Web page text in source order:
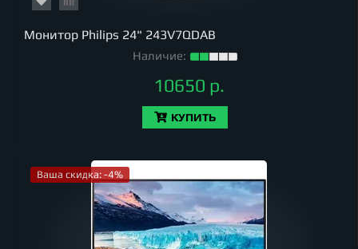
Монитор Philips 24" 243V7QDAB
Наличие:
10650 р.
КУПИТЬ
Ваша скидка: -4%